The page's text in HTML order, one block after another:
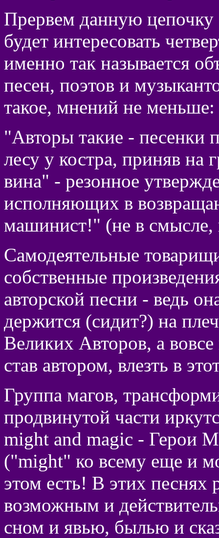
Прервем данную цепочку
будет интересовать
именно так называется
песен, поэтов и
такое, мнений не меньше:
"Авторы такие - песенки
лесу у костра, приняв на
вина" - резонное
исполняющих в
машинист!" (не в смысле,
Самодеятельные
собственные
авторской песни - ведь
держится (сидит?) на
Великих Авторов, а
став автором, влезть в
Группа магов,
продвинутой части
might and magic - Герои
("might" ко всему еще и
этом есть! В этих песнях
возможным и
сном и явью, былью и